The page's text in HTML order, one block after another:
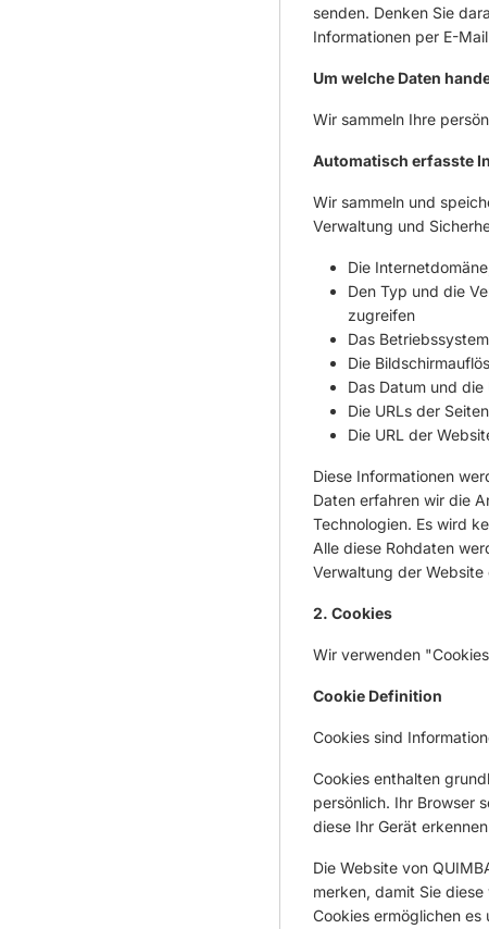
senden. Denken Sie
Informationen per E-
Um welche Daten
Wir sammeln Ihre
Automatisch erfasste
Wir sammeln und
Verwaltung und
Die
Den Typ und die
zugreifen
Das
Die
Das Datum und
Die URLs der
Die URL der
Diese Informationen
Daten erfahren wir die
Technologien. Es wird
Alle diese Rohdaten
Verwaltung der Website
2. Cookies
Wir verwenden
Cookie Definition
Cookies sind
Cookies enthalten
persönlich. Ihr Browser
diese Ihr Gerät
Die Website von
merken, damit Sie
Cookies ermöglichen